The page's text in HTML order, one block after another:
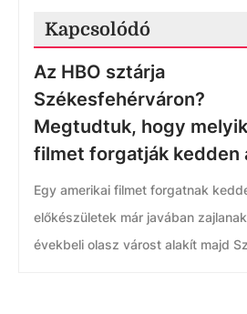
Kapcsolódó
Az HBO sztárja
Székesfehérváron?
Megtudtuk, hogy melyik
filmet forgatják kedden
Egy amerikai filmet forgatnak
előkészületek már javában
évekbeli olasz várost alakít majd